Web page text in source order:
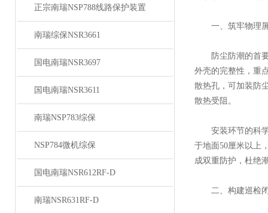
正宗南瑞NSP788线路保护装置
南瑞综保NSR3661
国电南瑞NSR3697
国电南瑞NSR3611
南瑞NSP783综保
NSP784微机综保
国电南瑞NSR612RF-D
南瑞NSR631RF-D
一、筑牢物理屏
防尘防潮的首要
外壳的完整性，重
散热孔，可加装防
散热受阻。
安装环节的科学
于地面50厘米以上
成双重防护，杜绝
二、构建巡检闭